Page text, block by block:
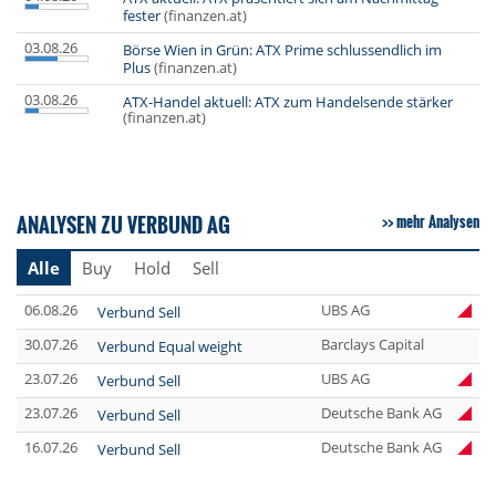
fester(finanzen.at)
03.08.26
Börse Wien in Grün: ATX Prime schlussendlich im
Plus(finanzen.at)
03.08.26
ATX-Handel aktuell: ATX zum Handelsende stärker
(finanzen.at)
ANALYSEN ZU VERBUND AG mehr Analysen
Alle Buy Hold Sell
06.08.26 Verbund Sell
UBS AG
30.07.26
Verbund Equal weight
Barclays Capital
23.07.26
Verbund Sell
UBS AG
23.07.26
Verbund Sell
Deutsche Bank AG
16.07.26
Verbund Sell Deutsche Bank AG